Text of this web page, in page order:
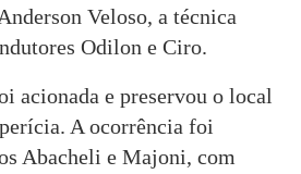
Veloso, a técnica
Odilon e Ciro.
acionada e preservou o local
A ocorrência foi
Abacheli e Majoni, com